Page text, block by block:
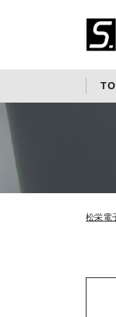
松栄電